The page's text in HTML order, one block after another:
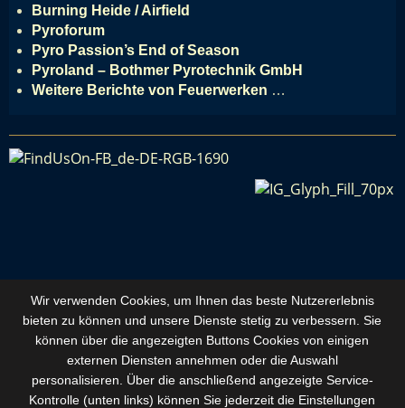
Burning Heide / Airfield
Pyroforum
Pyro Passion’s End of Season
Pyroland – Bothmer Pyrotechnik GmbH
Weitere Berichte von Feuerwerken …
Vertrag widerrufen|Datenschutz|Disclaimer|Impressum
Wir verwenden Cookies, um Ihnen das beste Nutzererlebnis
bieten zu können und unsere Dienste stetig zu verbessern . Sie
können über die angezeigten Buttons Cookies von einigen
externen Diensten annehmen oder die Auswahl
personalisieren. Über die anschließend angezeigte Service-
Kontrolle (unten links) können Sie jederzeit die Einstellungen